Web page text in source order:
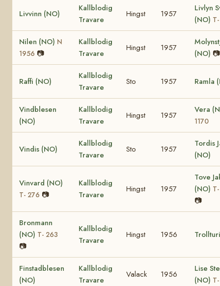
Livvinn (NO)
Kallblodig
Travare
Hingst 1957
Livlyn
(NO)
Nilen (NO) N
1956 📷
Kallblodig
Travare
Hingst 1957
(NO) 📷
Raffi (NO)
Kallblodig
Travare
Sto 1957 Ramla
Vindblesen
(NO)
Kallblodig
Travare
Hingst 1957
Vera
1170
Vindis (NO)
Kallblodig
Travare
Sto 1957
Tordis
(NO)
Vinvard (NO)
T- 276 📷
Kallblodig
Travare
Hingst 1957
Tove
(NO)
📷
Bronmann
(NO) T- 263
📷
Kallblodig
Travare
Hingst 1956
Finstadblesen
(NO)
Kallblodig
Travare
Valack 1956
Lise
(NO)